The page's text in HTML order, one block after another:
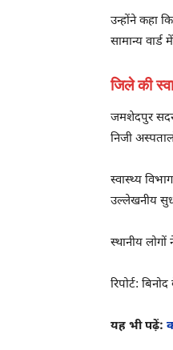
उन्होंने कहा
सामान्य वार्ड
जिले की
जमशेदपुर सदर
निजी
स्वास्थ्य
उल्लेखनीय
स्थानीय
रिपोर्ट:
यह भी पढ़ें: